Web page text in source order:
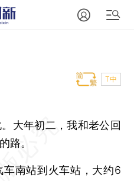
T中
年初二，我和老公回
路。
南站到火车站，大约6